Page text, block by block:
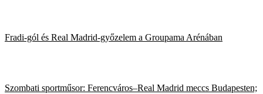
Fradi-gól és Real Madrid-győzelem a Groupama Arénában
Szombati sportműsor: Ferencváros–Real Madrid meccs Budapesten;